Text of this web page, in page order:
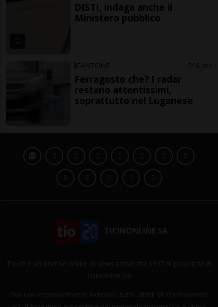
DISTI, indaga anche il
Ministero pubblico
CANTONE 16 ore
Ferragosto che? I radar
restano attentissimi,
soprattutto nel Luganese